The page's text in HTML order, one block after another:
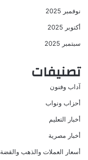
نوفمبر 2025
أكتوبر 2025
سبتمبر 2025
تصنيفات
آداب وفنون
أحزاب ونواب
أخبار التعليم
أخبار مصرية
أسعار العملات والذهب والقضة